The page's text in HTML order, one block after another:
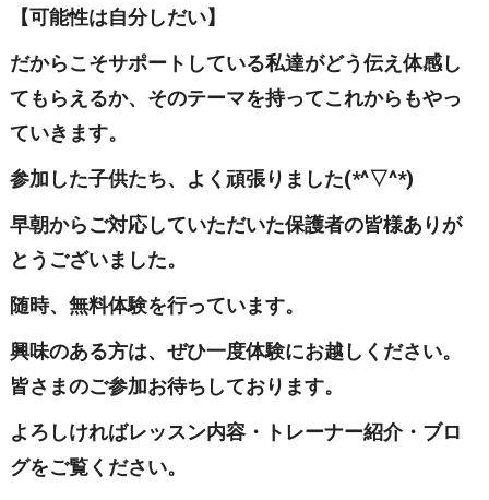
【可能性は自分しだい】
だからこそサポートしている私達がどう伝え体感し
てもらえるか、そのテーマを持ってこれからもやっ
ていきます。
参加した子供たち、よく頑張りました(*^▽^*)
早朝からご対応していただいた保護者の皆様ありが
とうございました。
随時、無料体験を行っています。
興味のある方は、ぜひ一度体験にお越しください。
皆さまのご参加お待ちしております。
よろしければレッスン内容・トレーナー紹介・ブロ
グをご覧ください。